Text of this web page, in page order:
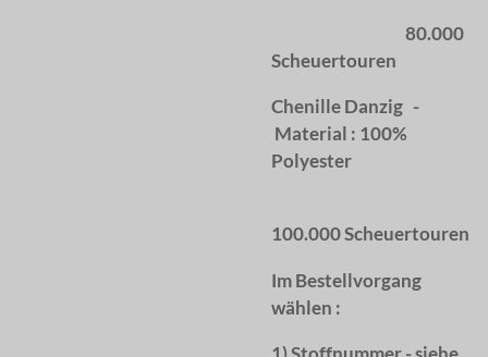
80.000
Scheuertouren
Chenille Danzig -
Material : 100%
Polyester
100.000 Scheuertouren
Im Bestellvorgang
wählen :